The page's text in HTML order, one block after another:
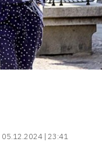
05.12.2024 | 23:41